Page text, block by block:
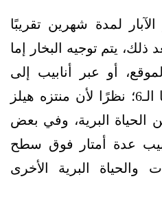
الآبار لمدة شهرين تقريبًا
يتم توجيه البخار إما
أو عبر أنابيب إلى
محطة أكبر مثل أولكاريا الـ6؛ نظرًا لأن منتزه هيلز
البرية، وفي بعض
عدة أمتار فوق سطح
والحياة البرية الأخرى